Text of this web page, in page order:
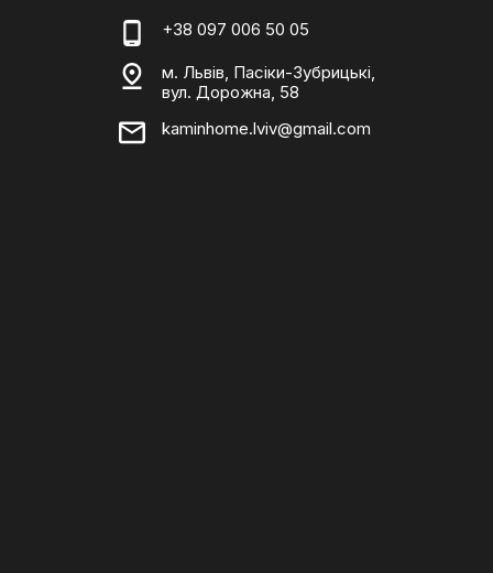
+38 097 006 50 05
м. Львів, Пасіки-Зубрицькі,
вул. Дорожна, 58
kaminhome.lviv@gmail.com